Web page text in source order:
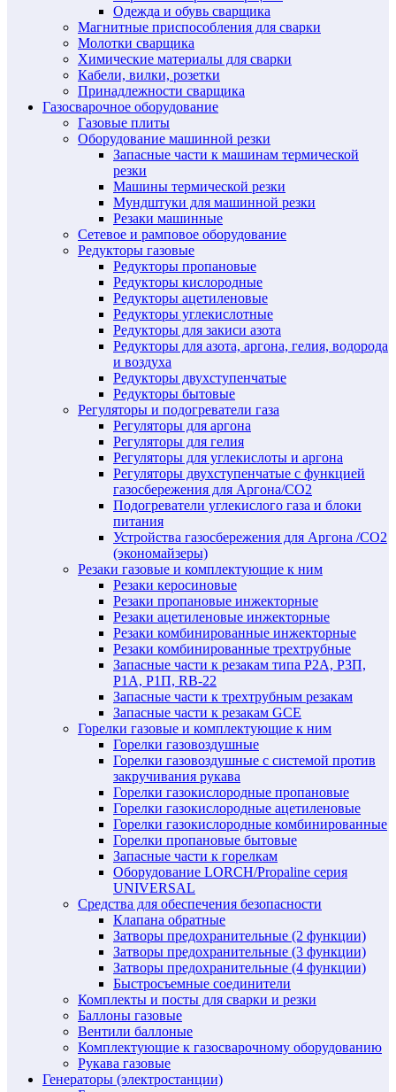
Одежда и обувь сварщика
Магнитные приспособления для сварки
Молотки сварщика
Химические материалы для сварки
Кабели, вилки, розетки
Принадлежности сварщика
Газосварочное оборудование
Газовые плиты
Оборудование машинной резки
Запасные части к машинам термической
резки
Машины термической резки
Мундштуки для машинной резки
Резаки машинные
Сетевое и рамповое оборудование
Редукторы газовые
Редукторы пропановые
Редукторы кислородные
Редукторы ацетиленовые
Редукторы углекислотные
Редукторы для закиси азота
Редукторы для азота, аргона, гелия, водорода
и воздуха
Редукторы двухступенчатые
Редукторы бытовые
Регуляторы и подогреватели газа
Регуляторы для аргона
Регуляторы для гелия
Регуляторы для углекислоты и аргона
Регуляторы двухступенчатые c функцией
газосбережения для Аргона/СО2
Подогреватели углекислого газа и блоки
питания
Устройства газосбережения для Аргона /СО2
(экономайзеры)
Резаки газовые и комплектующие к ним
Резаки керосиновые
Резаки пропановые инжекторные
Резаки ацетиленовые инжекторные
Резаки комбинированные инжекторные
Резаки комбинированные трехтрубные
Запасные части к резакам типа Р2А, Р3П,
Р1А, Р1П, RB-22
Запасные части к трехтрубным резакам
Запасные части к резакам GCE
Горелки газовые и комплектующие к ним
Горелки газовоздушные
Горелки газовоздушные с системой против
закручивания рукава
Горелки газокислородные пропановые
Горелки газокислородные ацетиленовые
Горелки газокислородные комбинированные
Горелки пропановые бытовые
Запасные части к горелкам
Оборудование LORCH/Propaline серия
UNIVERSAL
Средства для обеспечения безопасности
Клапана обратные
Затворы предохранительные (2 функции)
Затворы предохранительные (3 функции)
Затворы предохранительные (4 функции)
Быстросъемные соединители
Комплекты и посты для сварки и резки
Баллоны газовые
Вентили баллоные
Комплектующие к газосварочному оборудованию
Рукава газовые
Генераторы (электростанции)